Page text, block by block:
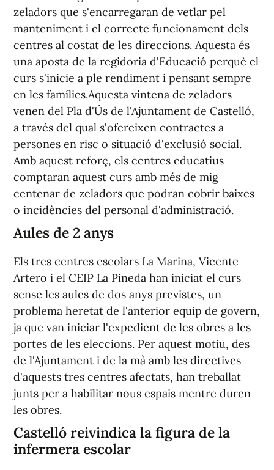
zeladors que s'encarregaran de vetlar pel
manteniment i el correcte funcionament dels
centres al costat de les direccions. Aquesta és
una aposta de la regidoria d'Educació perquè el
curs s'inicie a ple rendiment i pensant sempre
en les famílies.Aquesta vintena de zeladors
venen del Pla d'Ús de l'Ajuntament de Castelló,
a través del qual s'ofereixen contractes a
persones en risc o situació d'exclusió social.
Amb aquest reforç, els centres educatius
comptaran aquest curs amb més de mig
centenar de zeladors que podran cobrir baixes
o incidències del personal d'administració.
Aules de 2 anys
Els tres centres escolars La Marina, Vicente
Artero i el CEIP La Pineda han iniciat el curs
sense les aules de dos anys previstes, un
problema heretat de l'anterior equip de govern,
ja que van iniciar l'expedient de les obres a les
portes de les eleccions. Per aquest motiu, des
de l'Ajuntament i de la mà amb les directives
d'aquests tres centres afectats, han treballat
junts per a habilitar nous espais mentre duren
les obres.
Castelló reivindica la figura de la
infermera escolar